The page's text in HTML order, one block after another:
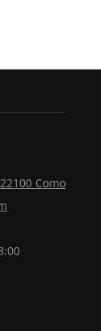
Como